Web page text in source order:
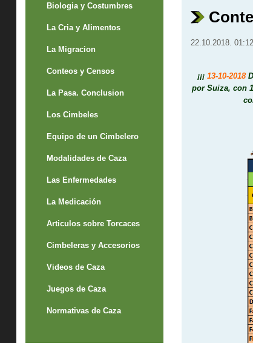
Biologia y Costumbres
La Cria y Alimentos
La Migracion
Conteos y Censos
La Pasa. Conclusion
Los Cimbeles
Equipo de un Cimbelero
Modalidades de Caza
Las Enfermedades
La Medicación
Articulos sobre Torcaces
Cimbeleras y Accesorios
Videos de Caza
Juegos de Caza
Normativas de Caza
22.10.2018. 01:12
¡¡¡13-10-2018
por Suiza, con